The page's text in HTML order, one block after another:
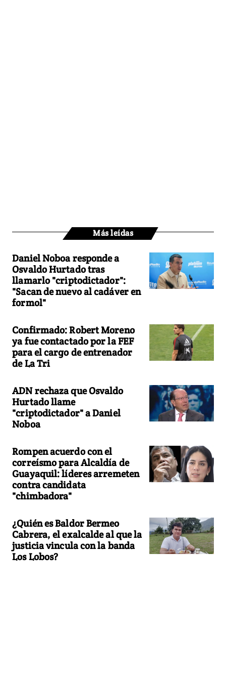
Más leídas
Daniel Noboa responde a
Osvaldo Hurtado tras
llamarlo "criptodictador":
"Sacan de nuevo al cadáver en
formol"
Confirmado: Robert Moreno
ya fue contactado por la FEF
para el cargo de entrenador
de La Tri
ADN rechaza que Osvaldo
Hurtado llame
"criptodictador" a Daniel
Noboa
Rompen acuerdo con el
correísmo para Alcaldía de
Guayaquil: líderes arremeten
contra candidata
"chimbadora"
¿Quién es Baldor Bermeo
Cabrera, el exalcalde al que la
justicia vincula con la banda
Los Lobos?